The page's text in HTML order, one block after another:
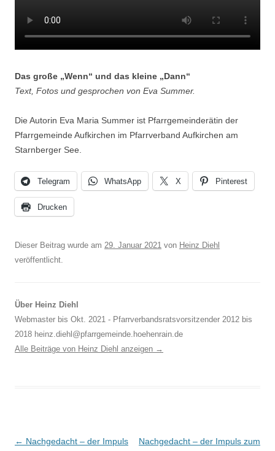
Das große „Wenn“ und das kleine „Dann“
Text, Fotos und gesprochen von Eva Summer.
Die Autorin Eva Maria Summer ist Pfarrgemeinderätin der
Pfarrgemeinde Aufkirchen im Pfarrverband Aufkirchen am
Starnberger See.
Telegram WhatsApp X Pinterest
Drucken
Dieser Beitrag wurde am 29. Januar 2021 von Heinz Diehl
veröffentlicht.
Über Heinz Diehl
Webmaster bis Okt. 2021 - Pfarrverbandsratsvorsitzender 2012 bis
2018 heinz.diehl@pfarrgemeinde.hoehenrain.de
Alle Beiträge von Heinz Diehl anzeigen →
Beitragsnavigation
← Nachgedacht – der Impuls
Nachgedacht – der Impuls zum